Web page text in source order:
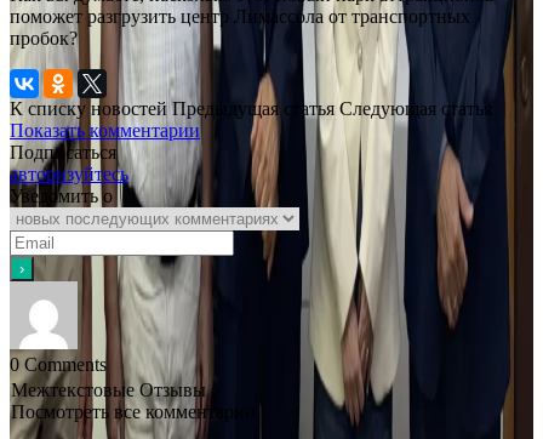
поможет разгрузить центр Лимассола от транспортных
пробок?
К списку новостей Предыдущая статья Следующая статья
Показать комментарии
Подписаться
авторизуйтесь
Уведомить о
0 Comments
Межтекстовые Отзывы
Посмотреть все комментарии